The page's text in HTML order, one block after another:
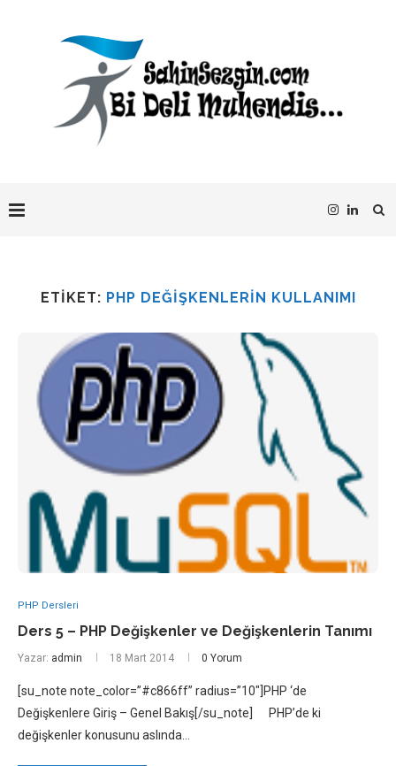
ETIKET: PHP DEĞIŞKENLERIN KULLANIMI
PHP Dersleri
Ders 5 – PHP Değişkenler ve Değişkenlerin Tanımı
Yazar: admin 18 Mart 2014 0 Yorum
[su_note note_color=”#c866ff” radius=”10″]PHP ‘de
Değişkenlere Giriş – Genel Bakış[/su_note] PHP’de ki
değişkenler konusunu aslında…